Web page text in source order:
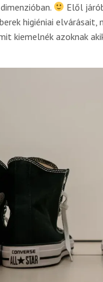
Elől
higiéniai elvárásait,
kiemelnék azoknak